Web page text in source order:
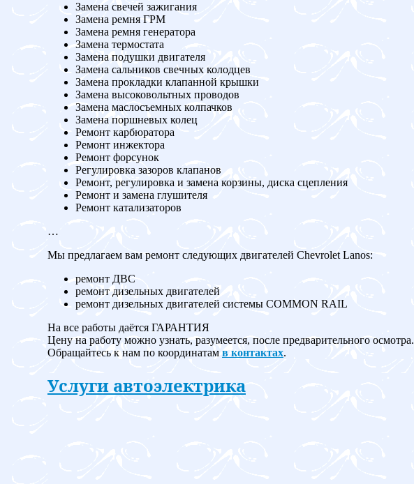
Замена свечей зажигания
Замена ремня ГРМ
Замена ремня генератора
Замена термостата
Замена подушки двигателя
Замена сальников свечных колодцев
Замена прокладки клапанной крышки
Замена высоковольтных проводов
Замена маслосъемных колпачков
Замена поршневых колец
Ремонт карбюратора
Ремонт инжектора
Ремонт форсунок
Регулировка зазоров клапанов
Ремонт, регулировка и замена корзины, диска сцепления
Ремонт и замена глушителя
Ремонт катализаторов
…
Мы предлагаем вам ремонт следующих двигателей Chevrolet Lanos:
ремонт ДВС
ремонт дизельных двигателей
ремонт дизельных двигателей системы COMMON RAIL
На все работы даётся ГАРАНТИЯ
Цену на работу можно узнать, разумеется, после предварительного осмотра.
Обращайтесь к нам по координатам в контактах.
Услуги автоэлектрика